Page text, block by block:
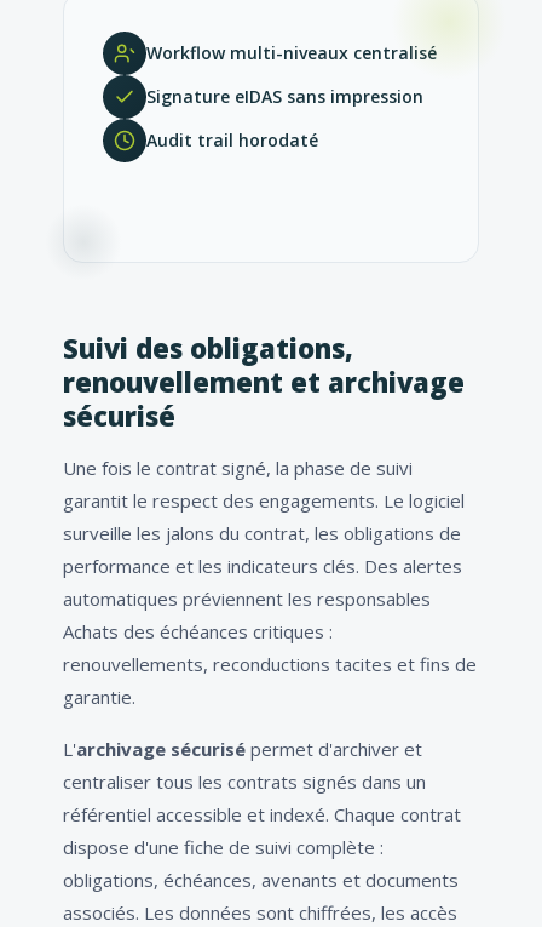
Workflow multi-niveaux centralisé
Signature eIDAS sans impression
Audit trail horodaté
Suivi des obligations,
renouvellement et archivage
sécurisé
Une fois le contrat signé, la phase de suivi
garantit le respect des engagements. Le logiciel
surveille les jalons du contrat, les obligations de
performance et les indicateurs clés. Des alertes
automatiques préviennent les responsables
Achats des échéances critiques :
renouvellements, reconductions tacites et fins de
garantie.
L'archivage sécurisé permet d'archiver et
centraliser tous les contrats signés dans un
référentiel accessible et indexé. Chaque contrat
dispose d'une fiche de suivi complète :
obligations, échéances, avenants et documents
associés. Les données sont chiffrées, les accès